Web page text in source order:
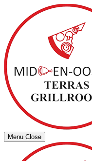
Menu Close